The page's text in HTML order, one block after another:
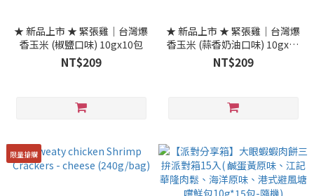
★ 新品上市 ★ 緊張雞｜台灣爆
香玉米 (椒鹽口味) 10gx10包
NT$209
★ 新品上市 ★ 緊張雞｜台灣爆
香玉米 (蒜香奶油口味) 10gx10
包
NT$209
限量搶購